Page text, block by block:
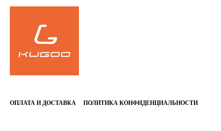
ОПЛАТА И ДОСТАВКА ПОЛИТИКА КОНФИДЕНЦИАЛЬНОСТИ